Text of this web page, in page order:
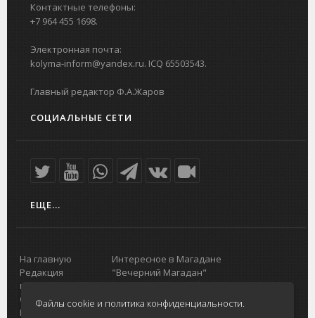
Контактные телефоны:
+7 964 455 1698.
Электронная почта:
kolyma-inform@yandex.ru. ICQ 65503543.
Главный редактор Ф.А.Жаров
СОЦИАЛЬНЫЕ СЕТИ
ЕЩЕ...
На главную
Редакция
портала
О проекте
Реклама на
Интересное в Магадане
"Вечерний Магадан"
Реклама
Главный туристический портал
Файлы cookie и политика конфиденциальности.